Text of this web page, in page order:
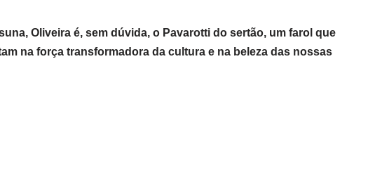
Oliveira é, sem dúvida, o Pavarotti do sertão, um farol que
na força transformadora da cultura e na beleza das nossas